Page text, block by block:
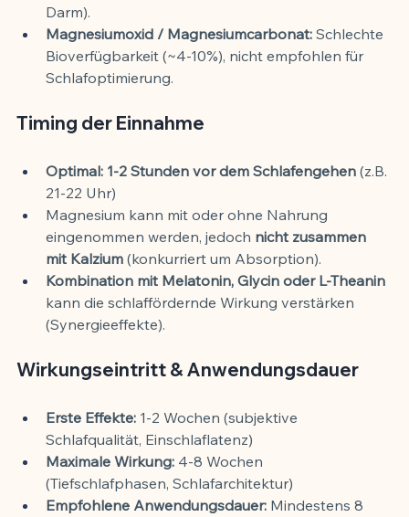
Darm).
Magnesiumoxid / Magnesiumcarbonat: Schlechte
Bioverfügbarkeit (~4-10%), nicht empfohlen für
Schlafoptimierung.
Timing der Einnahme
Optimal: 1-2 Stunden vor dem Schlafengehen (z.B.
21-22 Uhr)
Magnesium kann mit oder ohne Nahrung
eingenommen werden, jedoch nicht zusammen
mit Kalzium (konkurriert um Absorption).
Kombination mit Melatonin, Glycin oder L-Theanin
kann die schlaffördernde Wirkung verstärken
(Synergieeffekte).
Wirkungseintritt & Anwendungsdauer
Erste Effekte: 1-2 Wochen (subjektive
Schlafqualität, Einschlaflatenz)
Maximale Wirkung: 4-8 Wochen
(Tiefschlafphasen, Schlafarchitektur)
Empfohlene Anwendungsdauer: Mindestens 8